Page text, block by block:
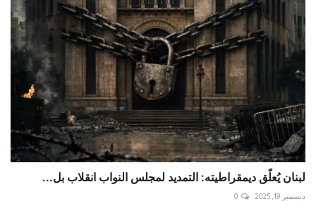
لبنان يُعلّق ديمقراطيته: التمديد لمجلس النواب انقلاب بل...
ديسمبر 19, 2025 0